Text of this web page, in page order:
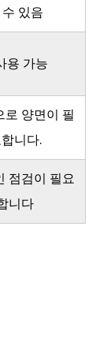
수 있음
용 가능
로 양면이 필
니다.
점검이 필요
니다